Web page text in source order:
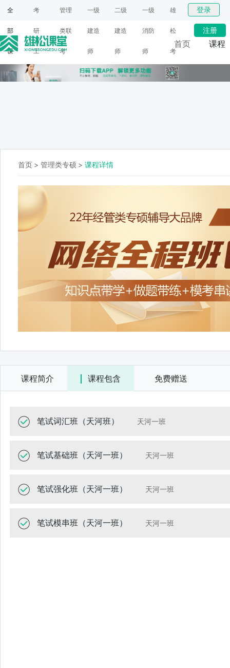
全
部
课
程
考
研
工
具
管理
类联
考
一级
建造
师
二级
建造
师
一级
消防
师
雄
松
考
研
登录
注册
首页 课程
首页 > 管理类专硕 > 课程详情
课程简介 课程包含 免费赠送
笔试词汇班（天河班） 天河一班
笔试基础班（天河一班） 天河一班
笔试强化班（天河一班） 天河一班
笔试模串班（天河一班） 天河一班